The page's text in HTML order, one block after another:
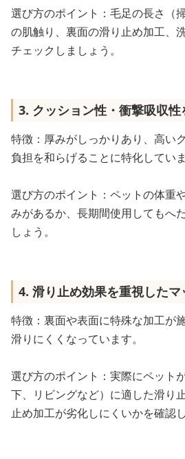
選び方のポイント：毛足の長さ（
の肌触り、裏面の滑り止め加工、
チェックしましょう。
3. クッション性・衝撃吸収性
特徴：厚みがしっかりあり、高い
負担を和らげることに特化していま
選び方のポイント：ペットの体重
みがあるか、長期間使用してもへ
しょう。
4. 滑り止め効果を重視したマ
特徴：裏面や表面に特殊な加工が
滑りにくくなっています。
選び方のポイント：実際にペット
下、リビングなど）に適した滑り
止め加工が劣化しにくいかを確認し